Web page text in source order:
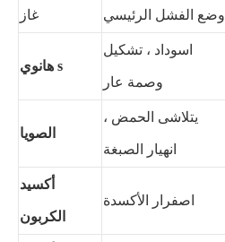
غاز وضع الفشل الرئيسي
هانوي s
اسوداد ، تشكيل
وصمة عار
الصويا
يتلاشى الحمض ،
انهيار الصبغة
أكسيد
الكربون
اصفرار الأكسدة